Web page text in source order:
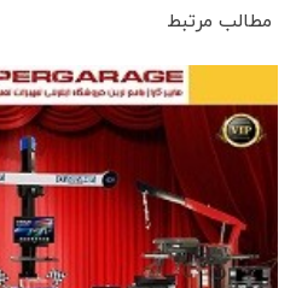
مطالب مرتبط